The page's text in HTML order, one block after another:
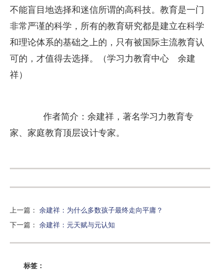
不能盲目地选择和迷信所谓的高科技。教育是一门
非常严谨的科学，所有的教育研究都是建立在科学
和理论体系的基础之上的，只有被国际主流教育认
可的，才值得去选择。（学习力教育中心 余建
祥）
作者简介：余建祥，著名学习力教育专
家、家庭教育顶层设计专家。
上一篇 ： 余建祥：为什么多数孩子最终走向平庸？
下一篇 ： 余建祥：元天赋与元认知
标签：